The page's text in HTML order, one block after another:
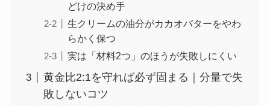
どけの決め手
生クリームの油分がカカオバターをやわ
らかく保つ
実は「材料2つ」のほうが失敗しにくい
黄金比2:1を守れば必ず固まる｜分量で失
敗しないコツ